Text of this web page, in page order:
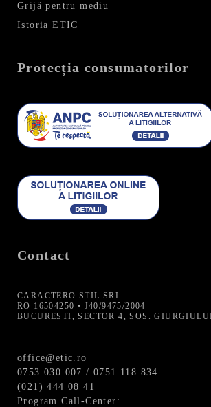
Grijă pentru mediu
Istoria ETIC
Protecția consumatorilor
Contact
CARACTERO STIL SRL
RO 16504250 • J40/9475/2004
BUCURESTI, SECTOR 4, SOS.
office@etic.ro
0753 030 007 / 0751 118 834
(021) 444 08 41
Program Call-Center: